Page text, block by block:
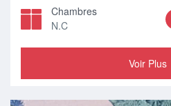
Chambres
N.C
Voir Plus